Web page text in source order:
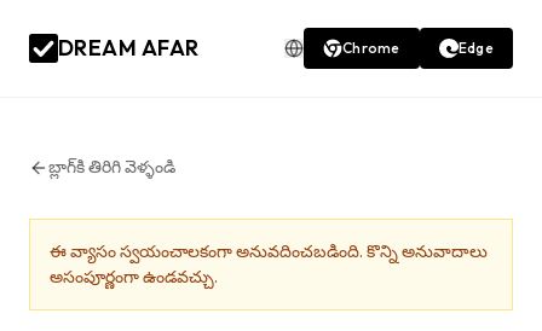
DREAM AFAR Chrome Edge
బ్లాగ్‌కి తిరిగి వెళ్ళండి
ఈ వ్యాసం స్వయంచాలకంగా అనువదించబడింది. కొన్ని అనువాదాలు
అసంపూర్ణంగా ఉండవచ్చు.